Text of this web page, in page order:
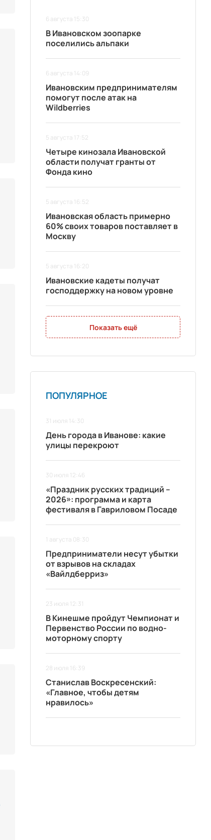
6 августа 15:30
В Ивановском зоопарке
поселились альпаки
6 августа 14:09
Ивановским предпринимателям
помогут после атак на
Wildberries
5 августа 17:52
Четыре кинозала Ивановской
области получат гранты от
Фонда кино
5 августа 16:52
Ивановская область примерно
60% своих товаров поставляет в
Москву
5 августа 16:20
Ивановские кадеты получат
господдержку на новом уровне
Показать ещё
ПОПУЛЯРНОЕ
31 июля 14:30
День города в Иванове: какие
улицы перекроют
30 июля 12:46
«Праздник русских традиций –
2026»: программа и карта
фестиваля в Гавриловом Посаде
1 августа 08:30
Предприниматели несут убытки
от взрывов на складах
«Вайлдберриз»
23 июля 12:31
В Кинешме пройдут Чемпионат и
Первенство России по водно-
моторному спорту
28 июля 16:39
Станислав Воскресенский:
«Главное, чтобы детям
нравилось»